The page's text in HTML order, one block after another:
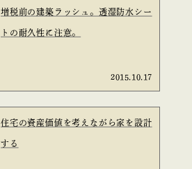
増税前の建築ラッシュ。透湿防水シー
トの耐久性に注意。
2015.10.17
住宅の資産価値を考えながら家を設計
する